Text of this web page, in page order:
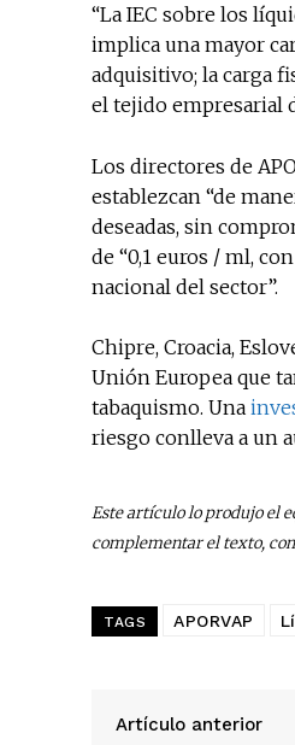
“La IEC sobre los
implica una mayor
adquisitivo; la carga
el tejido empresarial
Los directores de
establezcan “de
deseadas, sin
de “0,1 euros / ml,
nacional del sector”.
Chipre, Croacia,
Unión Europea que
tabaquismo. Una
riesgo conlleva a un
Este artículo lo produjo el
complementar el texto,
TAGS APORVAP
Artículo anterior